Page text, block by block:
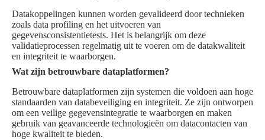
Datakoppelingen kunnen worden gevalideerd door technieken
zoals data profiling en het uitvoeren van
gegevensconsistentietests. Het is belangrijk om deze
validatieprocessen regelmatig uit te voeren om de datakwaliteit
en integriteit te waarborgen.
Wat zijn betrouwbare dataplatformen?
Betrouwbare dataplatformen zijn systemen die voldoen aan hoge
standaarden van databeveiliging en integriteit. Ze zijn ontworpen
om een veilige gegevensintegratie te waarborgen en maken
gebruik van geavanceerde technologieën om datacontacten van
hoge kwaliteit te bieden.